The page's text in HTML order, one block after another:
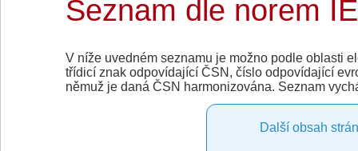
Seznam dle norem
V níže uvedném seznamu je možno podle oblasti
třídicí znak odpovídající ČSN, číslo odpovídající
němuž je daná ČSN harmonizována. Seznam
Další obsah